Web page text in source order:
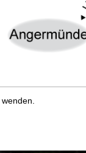
wenden.